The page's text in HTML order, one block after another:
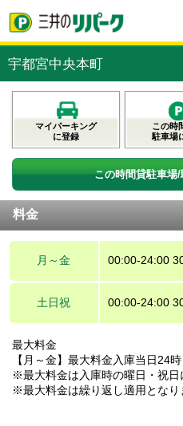
宇都宮中央本町
マイパーキング
に登録
この時
駐車場
この時間貸駐車場
料金
月～金 00:00-24:00
土日祝 00:00-24:00
最大料金
【月～金】最大料金入庫当日24
※最大料金は入庫時の曜日・祝日
※最大料金は繰り返し適用となり